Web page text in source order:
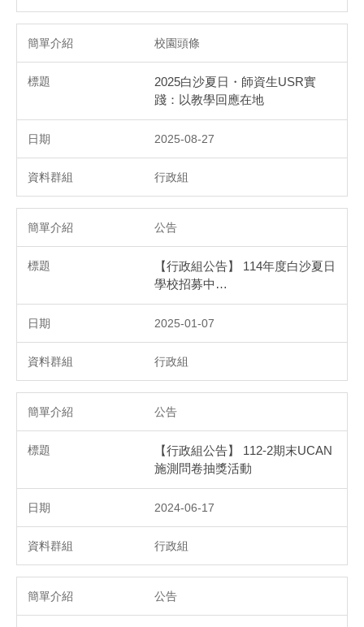
校園頭條
2025白沙夏日・師資生USR實
踐：以教學回應在地
2025-08-27
行政組
公告
【行政組公告】 114年度白沙夏日
學校招募中…
2025-01-07
行政組
公告
【行政組公告】 112-2期末UCAN
施測問卷抽獎活動
2024-06-17
行政組
公告